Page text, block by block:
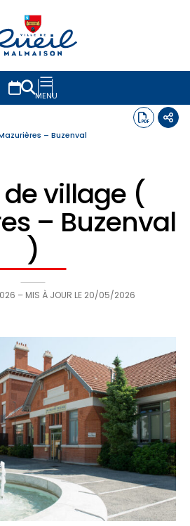
MENU
– Buzenval
village (
– Buzenval
)
– MIS À JOUR LE 20/05/2026